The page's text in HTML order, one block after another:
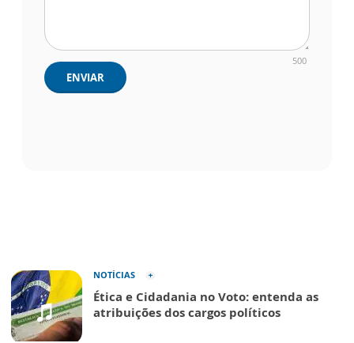
500
ENVIAR
NOTÍCIAS
Ética e Cidadania no Voto: entenda as
atribuições dos cargos políticos